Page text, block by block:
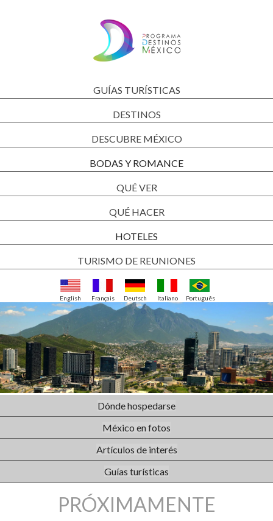
GUÍAS TURÍSTICAS
DESTINOS
DESCUBRE MÉXICO
BODAS Y ROMANCE
QUÉ VER
QUÉ HACER
HOTELES
TURISMO DE REUNIONES
English Français Deutsch Italiano Português
Dónde hospedarse
México en fotos
Artículos de interés
Guías turísticas
PRÓXIMAMENTE